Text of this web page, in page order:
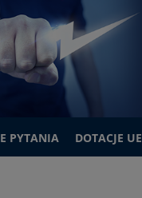
PYTANIA DOTACJE UE